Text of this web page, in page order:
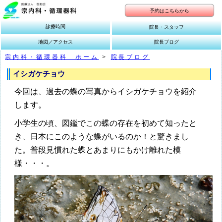
予約はこちらから
院長ブログ
地図／アクセス
院長・スタッフ
診療時間
宗内科・循環器科 ホーム > 院長ブログ
イシガケチョウ
今回は、過去の蝶の写真からイシガケチョウを紹介
します。
小学生の頃、図鑑でこの蝶の存在を初めて知ったと
き、日本にこのような蝶がいるのか！と驚きまし
た。普段見慣れた蝶とあまりにもかけ離れた模
様・・・。